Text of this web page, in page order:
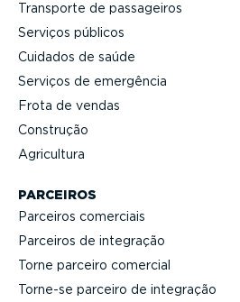
Transporte de passageiros
Serviços públicos
Cuidados de saúde
Serviços de emergência
Frota de vendas
Construção
Agricultura
PARCEIROS
Parceiros comerciais
Parceiros de integração
Torne parceiro comercial
Torne-se parceiro de integração